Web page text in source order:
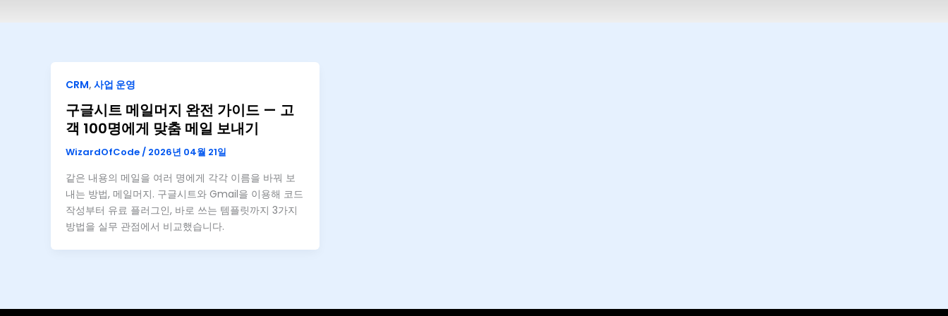
CRM, 사업 운영
구글시트 메일머지 완전 가이드 — 고
객 100명에게 맞춤 메일 보내기
WizardOfCode/ 2026년 04월 21일
같은 내용의 메일을 여러 명에게 각각 이름을 바꿔 보
내는 방법, 메일머지. 구글시트와 Gmail을 이용해 코드
작성부터 유료 플러그인, 바로 쓰는 템플릿까지 3가지
방법을 실무 관점에서 비교했습니다.